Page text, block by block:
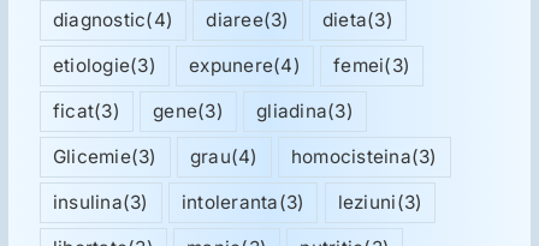
diagnostic(4) diaree(3) dieta(3)
etiologie(3) expunere(4) femei(3)
ficat(3) gene(3) gliadina(3)
Glicemie(3) grau(4) homocisteina(3)
insulina(3) intoleranta(3) leziuni(3)